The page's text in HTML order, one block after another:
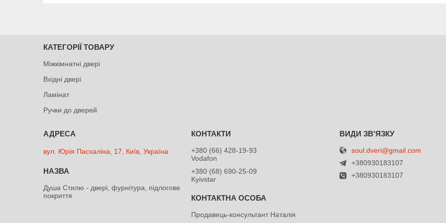
КАТЕГОРІЇ ТОВАРУ
Міжкімнатні двері
Вхідні двері
Ламінат
Ручки до дверей
вул. Юрія Пасхаліна, 17, Київ, Україна
Душа Cтилю - двері, фурнітура, підлогове
покриття
+380 (66) 428-19-93
Vodafon
+380 (68) 690-25-09
Kyivstar
Продавець-консультант Наталія
soul.dveri@gmail.com
+380930183107
+380930183107